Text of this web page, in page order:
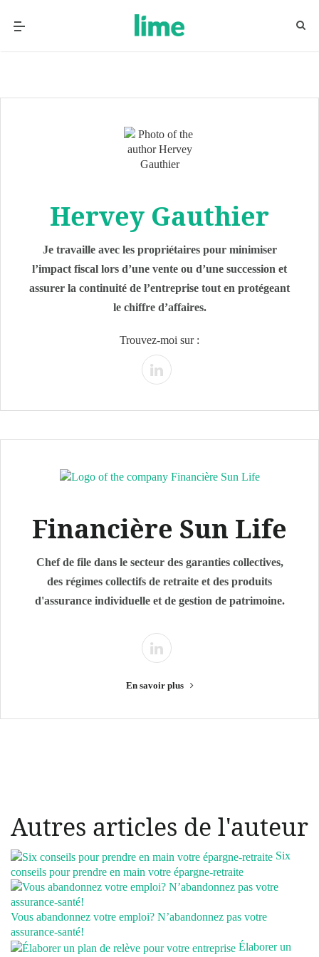
Hervey Gauthier
Je travaille avec les propriétaires pour minimiser
l’impact fiscal lors d’une vente ou d’une succession et
assurer la continuité de l’entreprise tout en protégeant
le chiffre d’affaires.
Trouvez-moi sur :
Financière Sun Life
Chef de file dans le secteur des garanties collectives,
des régimes collectifs de retraite et des produits
d'assurance individuelle et de gestion de patrimoine.
En savoir plus
Autres articles de l'auteur
Six
conseils pour prendre en main votre épargne-retraite
Vous abandonnez votre emploi? N’abandonnez pas votre
assurance-santé!
Élaborer un